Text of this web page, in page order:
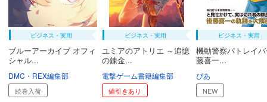
ビジネス・実用
ブルーアーカイブ オフィ
シャル...
DMC・REX編集部
続巻入荷
ビジネス・実用
ユミアのアトリエ ～追憶
の錬金...
電撃ゲーム書籍編集部
値引きあり
ビジネス・実用
機動警察パトレイ
藤喜一...
ぴあ
NEW